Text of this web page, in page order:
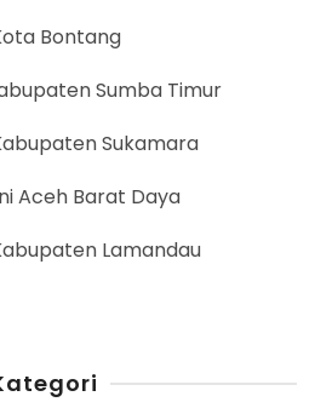
Bontang
Sumba Timur
Sukamara
Aceh Barat Daya
Lamandau